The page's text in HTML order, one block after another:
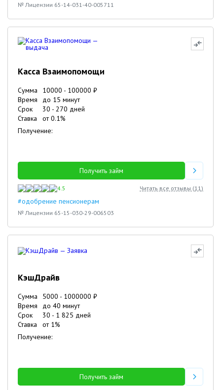
№ Лицензии 65-14-031-40-005711
Касса Взаимопомощи
Сумма 10000 - 100000 ₽
Время
до 15 минут
Срок
30 - 270 дней
Ставка
от0.1%
Получение:
Получить займ
4.5 Читать все отзывы (11)
#одобрение пенсионерам
№ Лицензии 65-15-030-29-006503
КэшДрайв
Сумма 5000 - 1000000 ₽
Время
до 40 минут
Срок
30 - 1 825 дней
Ставка
от 1%
Получение:
Получить займ